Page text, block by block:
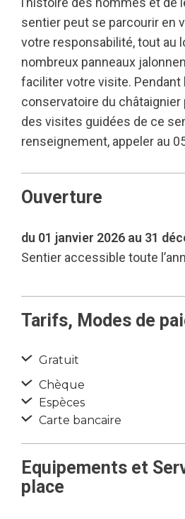
sentier peut se parcourir en
votre responsabilité, tout au
nombreux panneaux
faciliter votre visite. Pendant
conservatoire du
des visites guidées de ce
renseignement, appeler au
Ouverture
du 01 janvier 2026 au 31
Sentier accessible toute
Tarifs, Modes de
Gratuit
Chèque
Espèces
Carte bancaire
Equipements et
place